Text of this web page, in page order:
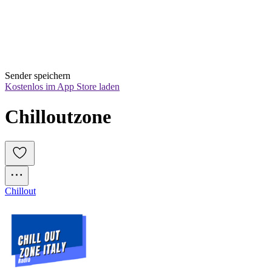
Sender speichern
Kostenlos im App Store laden
Chilloutzone
Chillout